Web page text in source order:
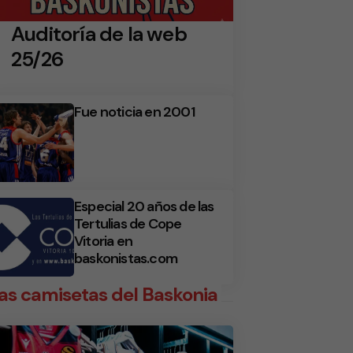
Auditoría de la web
25/26
Fue noticia en 2001
Especial 20 años de las
Tertulias de Cope
Vitoria en
baskonistas.com
camisetas del Baskonia